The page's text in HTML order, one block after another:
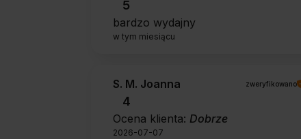
5
bardzo wydajny
w tym miesiącu
S. M. Joanna zweryfikowano
4
Ocena klienta: Dobrze
2026-07-07